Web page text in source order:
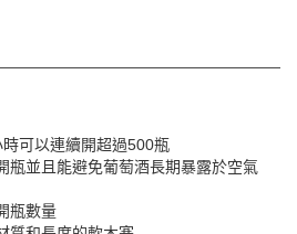
可以連續開超過500瓶
瓶並且能避免葡萄酒長期暴露於空氣
瓶數量